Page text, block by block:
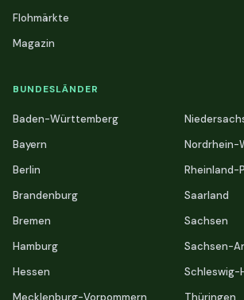
Flohmärkte
Magazin
BUNDESLÄNDER
Baden-Württemberg
Bayern
Berlin
Brandenburg
Bremen
Hamburg
Hessen
Mecklenburg-Vorpommern
Nordrhein-
Rheinland-
Saarland
Sachsen
Sachsen-
Schleswig-
Thüringen